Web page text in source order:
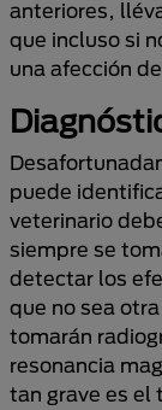
anteriores,
que incluso si
una afección
puede
veterinario
siempre se
detectar los
que no sea
tomarán
resonancia
tan grave es el